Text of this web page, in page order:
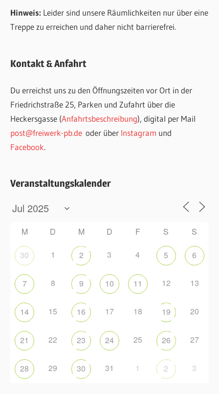
Hinweis: Leider sind unsere Räumlichkeiten nur über eine
Treppe zu erreichen und daher nicht barrierefrei.
Kontakt & Anfahrt
Du erreichst uns zu den Öffnungszeiten vor Ort in der
Friedrichstraße 25, Parken und Zufahrt über die
Heckersgasse (Anfahrtsbeschreibung), digital per Mail
post@freiwerk-pb.de oder über Instagram und
Facebook.
Veranstaltungskalender
M D M D F S S
30 1 2 3 4 5 6
7 8 9 10 11 12 13
14 15 16 17 18 19 20
21 22 23 24 25 26 27
28 29 30 31 1 2 3